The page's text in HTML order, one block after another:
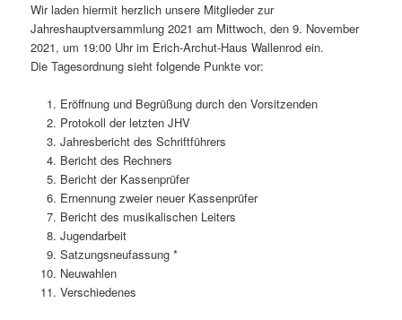
Wir laden hiermit herzlich unsere Mitglieder zur
Jahreshauptversammlung 2021 am Mittwoch, den 9. November
2021, um 19:00 Uhr im Erich-Archut-Haus Wallenrod ein.
Die Tagesordnung sieht folgende Punkte vor:
Eröffnung und Begrüßung durch den Vorsitzenden
Protokoll der letzten JHV
Jahresbericht des Schriftführers
Bericht des Rechners
Bericht der Kassenprüfer
Ernennung zweier neuer Kassenprüfer
Bericht des musikalischen Leiters
Jugendarbeit
Satzungsneufassung *
Neuwahlen
Verschiedenes